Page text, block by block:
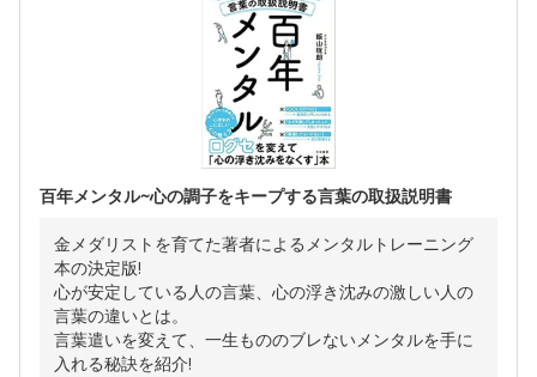
百年メンタル~心の調子をキープする言葉の取扱説明書
金メダリストを育てた著者によるメンタルトレーニング
本の決定版!
心が安定している人の言葉、心の浮き沈みの激しい人の
言葉の違いとは。
言葉遣いを変えて、一生もののブレないメンタルを手に
入れる秘訣を紹介!